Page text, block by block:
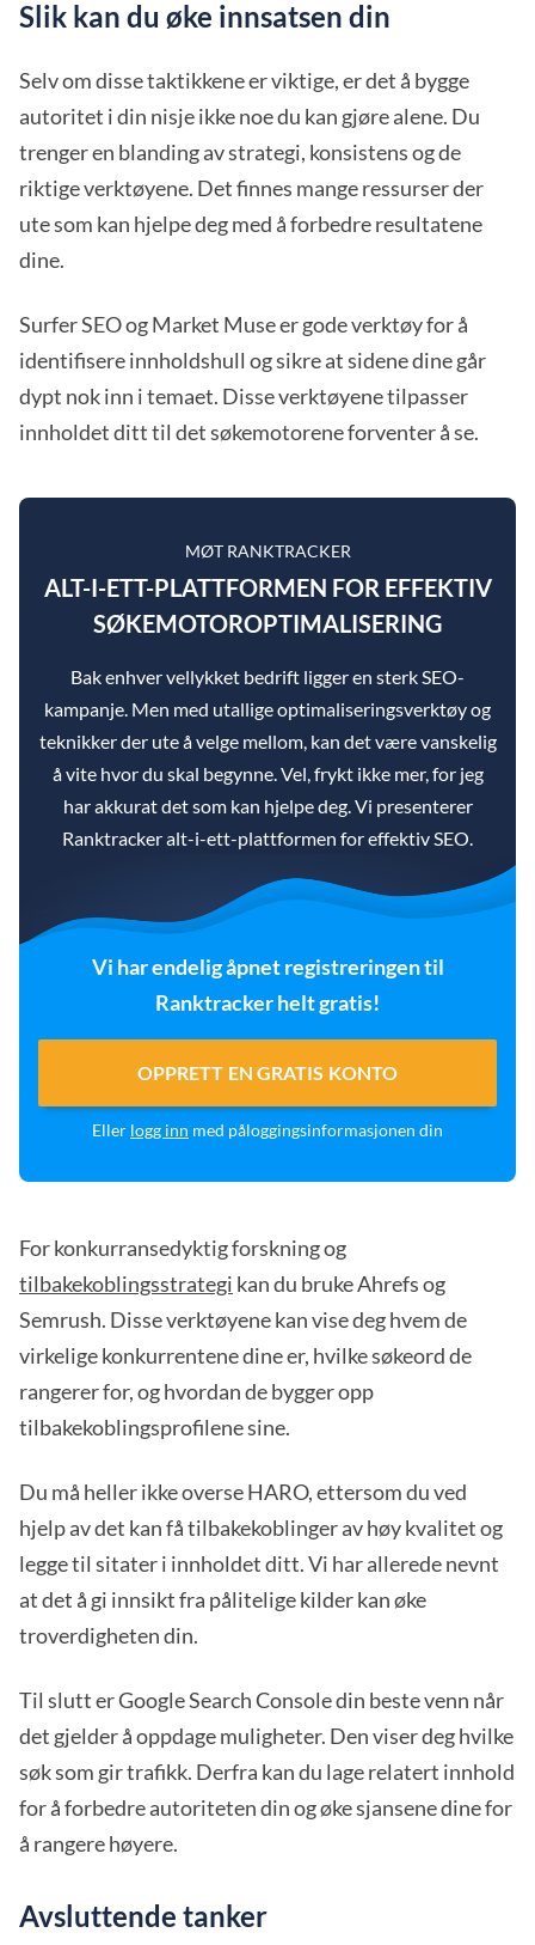
Slik kan du øke innsatsen din
Selv om disse taktikkene er viktige, er det å bygge
autoritet i din nisje ikke noe du kan gjøre alene. Du
trenger en blanding av strategi, konsistens og de
riktige verktøyene. Det finnes mange ressurser der
ute som kan hjelpe deg med å forbedre resultatene
dine.
Surfer SEO og Market Muse er gode verktøy for å
identifisere innholdshull og sikre at sidene dine går
dypt nok inn i temaet. Disse verktøyene tilpasser
innholdet ditt til det søkemotorene forventer å se.
MØT RANKTRACKER
ALT-I-ETT-PLATTFORMEN FOR EFFEKTIV
SØKEMOTOROPTIMALISERING
Bak enhver vellykket bedrift ligger en sterk SEO-
kampanje. Men med utallige optimaliseringsverktøy og
teknikker der ute å velge mellom, kan det være vanskelig
å vite hvor du skal begynne. Vel, frykt ikke mer, for jeg
har akkurat det som kan hjelpe deg. Vi presenterer
Ranktracker alt-i-ett-plattformen for effektiv SEO.
Vi har endelig åpnet registreringen til
Ranktracker helt gratis!
OPPRETT EN GRATIS KONTO
Eller logg inn med påloggingsinformasjonen din
For konkurransedyktig forskning og
tilbakekoblingsstrategi kan du bruke Ahrefs og
Semrush. Disse verktøyene kan vise deg hvem de
virkelige konkurrentene dine er, hvilke søkeord de
rangerer for, og hvordan de bygger opp
tilbakekoblingsprofilene sine.
Du må heller ikke overse HARO, ettersom du ved
hjelp av det kan få tilbakekoblinger av høy kvalitet og
legge til sitater i innholdet ditt. Vi har allerede nevnt
at det å gi innsikt fra pålitelige kilder kan øke
troverdigheten din.
Til slutt er Google Search Console din beste venn når
det gjelder å oppdage muligheter. Den viser deg hvilke
søk som gir trafikk. Derfra kan du lage relatert innhold
for å forbedre autoriteten din og øke sjansene dine for
å rangere høyere.
Avsluttende tanker